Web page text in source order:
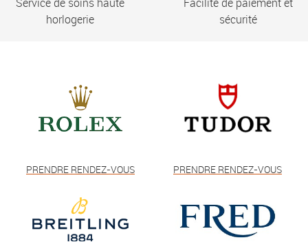
horlogerie
sécurité
PRENDRE RENDEZ-VOUS PRENDRE RENDEZ-VOUS